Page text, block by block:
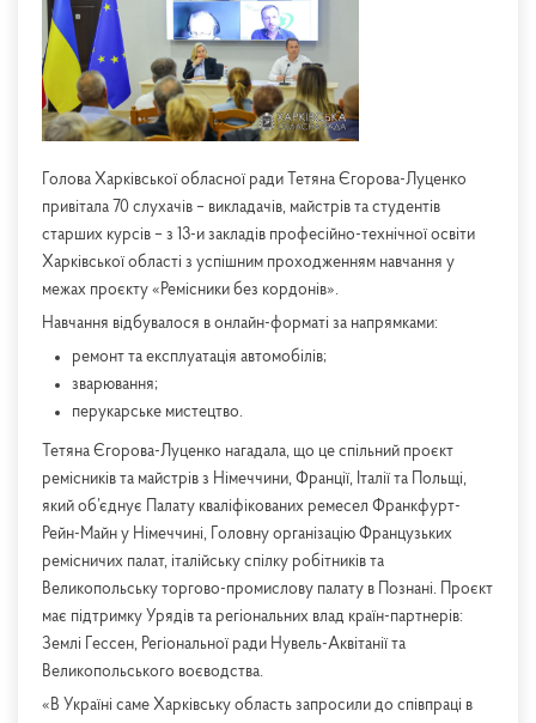
Голова Харківської обласної ради Тетяна Єгорова-Луценко
привітала 70 слухачів – викладачів, майстрів та студентів
старших курсів – з 13-и закладів професійно-технічної освіти
Харківської області з успішним проходженням навчання у
межах проєкту «Ремісники без кордонів».
Навчання відбувалося в онлайн-форматі за напрямками:
ремонт та експлуатація автомобілів;
зварювання;
перукарське мистецтво.
Тетяна Єгорова-Луценко нагадала, що це спільний проєкт
ремісників та майстрів з Німеччини, Франції, Італії та Польщі,
який об’єднує Палату кваліфікованих ремесел Франкфурт-
Рейн-Майн у Німеччині, Головну організацію Французьких
ремісничих палат, італійську спілку робітників та
Великопольську торгово-промислову палату в Познані. Проєкт
має підтримку Урядів та регіональних влад країн-партнерів:
Землі Гессен, Регіональної ради Нувель-Аквітанії та
Великопольського воєводства.
«В Україні саме Харківську область запросили до співпраці в